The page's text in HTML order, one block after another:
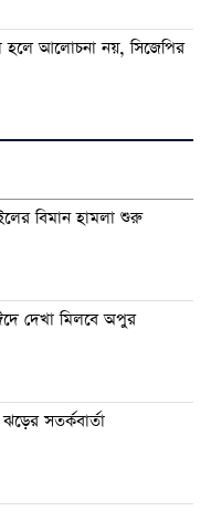
হলে আলোচনা নয়, সিজেপির
বিমান হামলা শুরু
দেখা মিলবে অপুর
সতর্কবার্তা